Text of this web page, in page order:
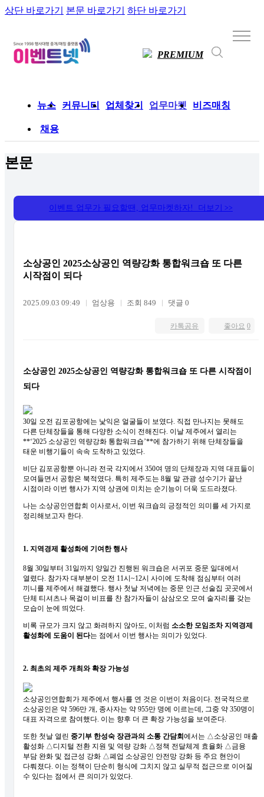
상단 바로가기 본문 바로가기 하단 바로가기
PREMIUM
뉴스 커뮤니티 업체찾기 업무마켓 비즈매칭
채용
본문
이벤트 업무가 필요할땐, 업무마켓하자! 더보기 >>
소상공인 2025소상공인 역량강화 통합워크숍 또 다른
시작점이 되다
2025.09.03 09:49 엄상용 조회 849 댓글 0
좋아요 0
카톡공유
소상공인 2025소상공인 역량강화 통합워크숍 또 다른 시작점이
되다
30일 오전 김포공항에는 낯익은 얼굴들이 보였다. 직접 만나지는 못해도
다른 단체장들을 통해 다양한 소식이 전해진다. 이날 제주에서 열리는
**‘2025 소상공인 역량강화 통합워크숍’**에 참가하기 위해 단체장들을
태운 비행기들이 속속 도착하고 있었다.
비단 김포공항뿐 아니라 전국 각지에서 350여 명의 단체장과 지역 대표들이
모여들면서 공항은 북적였다. 특히 제주도는 8월 말 관광 성수기가 끝난
시점이라 이번 행사가 지역 상권에 미치는 순기능이 더욱 도드라졌다.
나는 소상공인연합회 이사로서, 이번 워크숍의 긍정적인 의미를 세 가지로
정리해보고자 한다.
1. 지역경제 활성화에 기여한 행사
8월 30일부터 31일까지 양일간 진행된 워크숍은 서귀포 중문 일대에서
열렸다. 참가자 대부분이 오전 11시~12시 사이에 도착해 점심부터 여러
끼니를 제주에서 해결했다. 행사 첫날 저녁에는 중문 인근 선술집 곳곳에서
단체 티셔츠나 목걸이 비표를 찬 참가자들이 삼삼오오 모여 술자리를 갖는
모습이 눈에 띄었다.
비록 규모가 크지 않고 화려하지 않아도, 이처럼 소소한 모임조차 지역경제
활성화에 도움이 된다는 점에서 이번 행사는 의미가 있었다.
2. 최초의 제주 개최와 확장 가능성
소상공인연합회가 제주에서 행사를 연 것은 이번이 처음이다. 전국적으로
소상공인은 약 596만 개, 종사자는 약 955만 명에 이르는데, 그중 약 350명이
대표 자격으로 참여했다. 이는 향후 더 큰 확장 가능성을 보여준다.
또한 첫날 열린 중기부 한성숙 장관과의 소통 간담회에서는 △소상공인 매출
활성화 △디지털 전환 지원 및 역량 강화 △정책 전달체계 효율화 △금융
부담 완화 및 접근성 강화 △폐업 소상공인 안전망 강화 등 주요 현안이
다뤄졌다. 이는 정책이 단순히 형식에 그치지 않고 실무적 접근으로 이어질
수 있다는 점에서 큰 의미가 있었다.